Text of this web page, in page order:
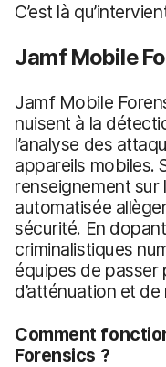
C’est là
Jamf Mobile
Jamf Mobile
nuisent à la
l’analyse des
appareils mobiles.
renseignement sur
automatisée
sécurité. En
criminalistiques
équipes de passer
d’atténuation et
Comment
Forensics ?